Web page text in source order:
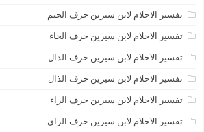
تفسير الاحلام لابن سيرين حرف الجيم
تفسير الاحلام لابن سيرين حرف الحاء
تفسير الاحلام لابن سيرين حرف الدال
تفسير الاحلام لابن سيرين حرف الذال
تفسير الاحلام لابن سيرين حرف الراء
تفسير الاحلام لابن سيرين حرف الزاى